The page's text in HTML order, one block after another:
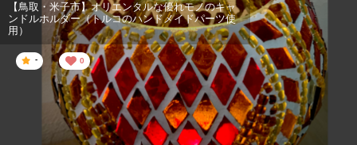
【鳥取・米子市】オリエンタルな優れモノのキャ
ンドルホルダー（トルコのハンドメイドパーツ使
用）
- 0